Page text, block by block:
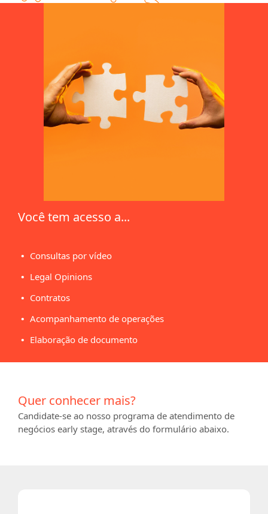
Você tem acesso a...
Consultas por vídeo
Legal Opinions
Contratos
Acompanhamento de operações
Elaboração de documento
Quer conhecer mais?
Candidate-se ao nosso programa de atendimento de
negócios early stage, através do formulário abaixo.